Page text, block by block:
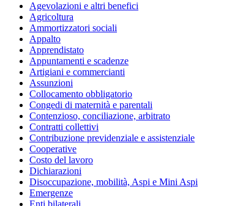
Agevolazioni e altri benefici
Agricoltura
Ammortizzatori sociali
Appalto
Apprendistato
Appuntamenti e scadenze
Artigiani e commercianti
Assunzioni
Collocamento obbligatorio
Congedi di maternità e parentali
Contenzioso, conciliazione, arbitrato
Contratti collettivi
Contribuzione previdenziale e assistenziale
Cooperative
Costo del lavoro
Dichiarazioni
Disoccupazione, mobilità, Aspi e Mini Aspi
Emergenze